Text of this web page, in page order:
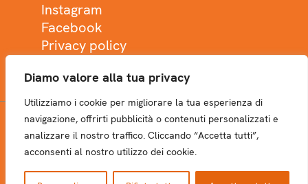
Diamo valore alla tua privacy
Utilizziamo i cookie per migliorare la tua esperienza di
navigazione, offrirti pubblicità o contenuti personalizzati e
analizzare il nostro traffico. Cliccando “Accetta tutti”,
acconsenti al nostro utilizzo dei cookie.
Instagram
Facebook
Privacy policy
NEWSLETTER